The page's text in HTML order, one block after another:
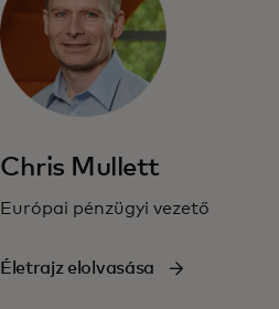
Chris Mullett
Európai pénzügyi vezető
Életrajz elolvasása